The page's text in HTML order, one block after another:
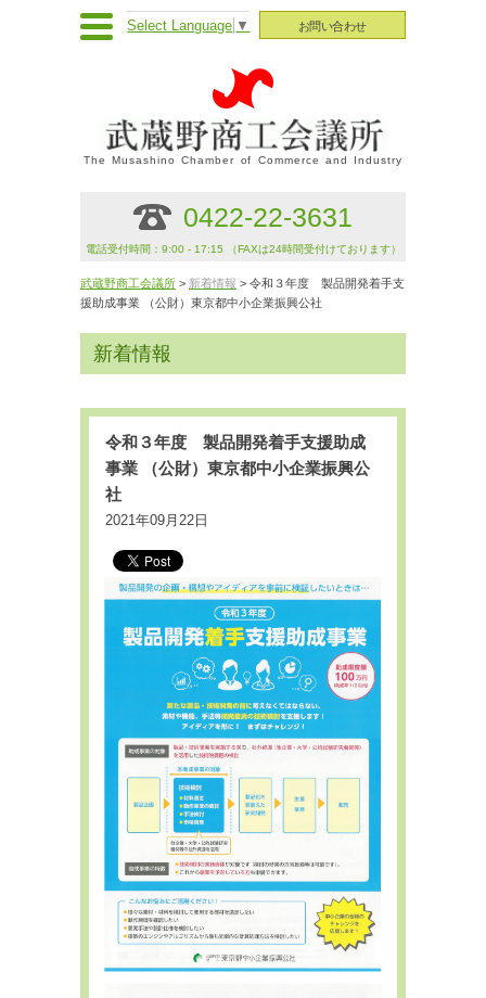
お問い合わせ
Select Language ▼
The Musashino Chamber of Commerce and Industry
0422-22-3631
電話受付時間：9:00 - 17:15 （FAXは24時間受付けております）
武蔵野商工会議所 > 新着情報 > 令和３年度 製品開発着手支
援助成事業 （公財）東京都中小企業振興公社
新着情報
令和３年度 製品開発着手支援助成
事業 （公財）東京都中小企業振興公
社
2021年09月22日